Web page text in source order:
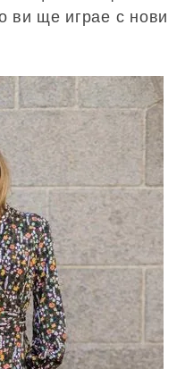
ви ще играе с нови